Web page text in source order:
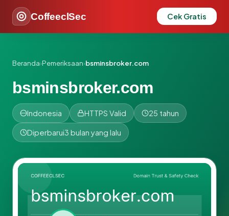
CoffeeclSec Cek Gratis
Beranda›Pemeriksaan›bsminsbroker.com
bsminsbroker.com
Indonesia HTTPS Valid 25 tahun
Diperbarui3 bulan yang lalu